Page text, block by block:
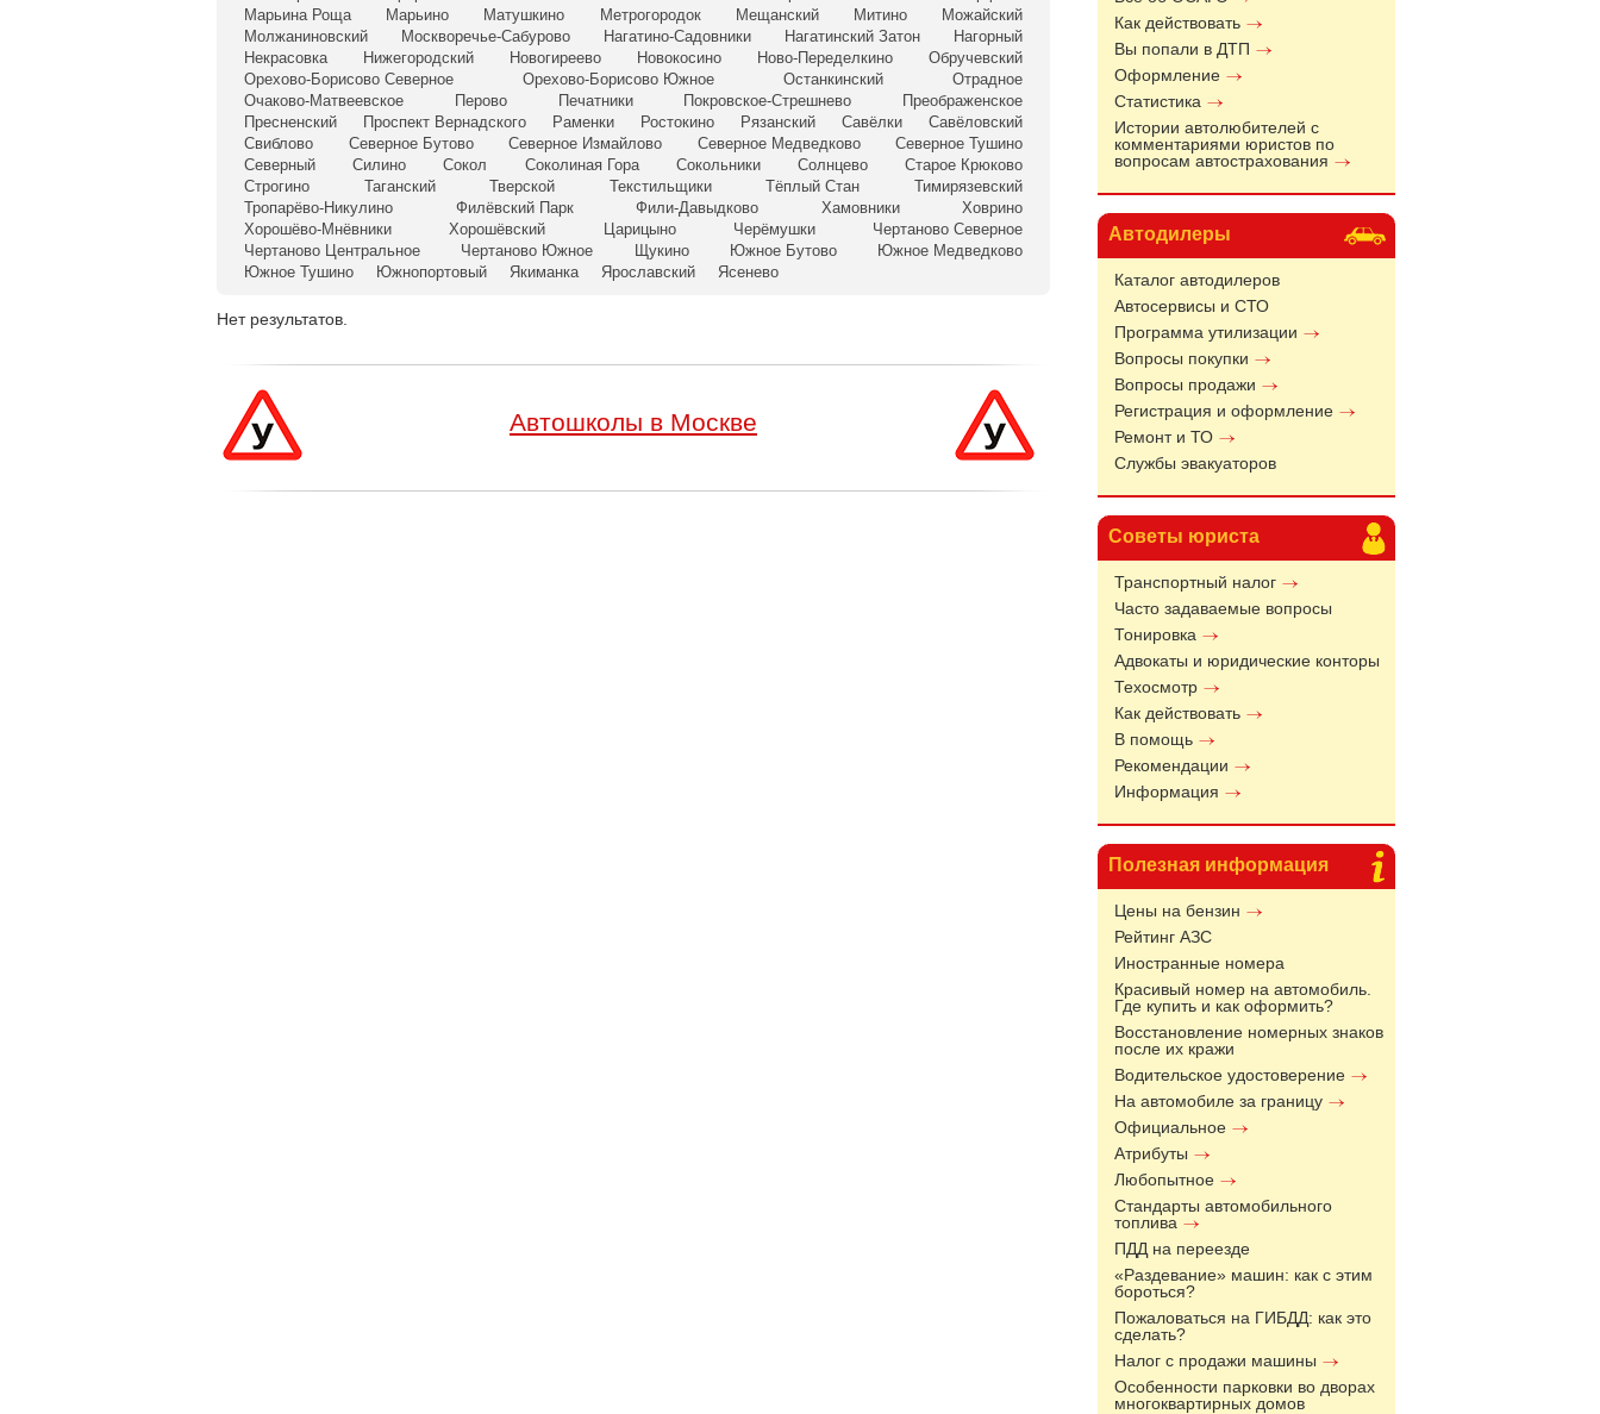
Как действовать
Вы попали в ДТП
Оформление
Статистика
Истории автолюбителей с
комментариями юристов по
вопросам автострахования
Автодилеры
Каталог автодилеров
Автосервисы и СТО
Программа утилизации
Вопросы покупки
Вопросы продажи
Регистрация и оформление
Ремонт и ТО
Службы эвакуаторов
Советы юриста
Транспортный налог
Часто задаваемые вопросы
Тонировка
Адвокаты и юридические конторы
Техосмотр
Как действовать
В помощь
Рекомендации
Информация
Полезная информация
Цены на бензин
Рейтинг АЗС
Иностранные номера
Красивый номер на автомобиль.
Где купить и как оформить?
Восстановление номерных знаков
после их кражи
Водительское удостоверение
На автомобиле за границу
Официальное
Атрибуты
Любопытное
Стандарты автомобильного
топлива
ПДД на переезде
«Раздевание» машин: как с этим
бороться?
Пожаловаться на ГИБДД: как это
сделать?
Налог с продажи машины
Особенности парковки во дворах
многоквартирных домов
Марьина Роща
Марьино Матушкино Метрогородок Мещанский Митино
Можайский
Молжаниновский
Москворечье-Сабурово Нагатино-Садовники Нагатинский Затон
Нагорный
Некрасовка
Нижегородский Новогиреево Новокосино Ново-Переделкино
Обручевский
Орехово-Борисово Северное
Орехово-Борисово Южное Останкинский
Отрадное
Очаково-Матвеевское
Перово Печатники Покровское-Стрешнево
Преображенское
Пресненский
Проспект Вернадского Раменки Ростокино Рязанский Савёлки
Савёловский
Свиблово
Северное Бутово Северное Измайлово Северное Медведково
Северное Тушино
Северный
Силино Сокол Соколиная Гора Сокольники Солнцево
Старое Крюково
Строгино
Таганский Тверской Текстильщики Тёплый Стан
Тимирязевский
Тропарёво-Никулино
Филёвский Парк Фили-Давыдково Хамовники
Ховрино
Хорошёво-Мнёвники
Хорошёвский Царицыно Черёмушки
Чертаново Северное
Чертаново Центральное
Чертаново Южное Щукино Южное Бутово
Южное Медведково
Южное Тушино
Южнопортовый Якиманка Ярославский Ясенево
Нет результатов.
Автошколы в Москве